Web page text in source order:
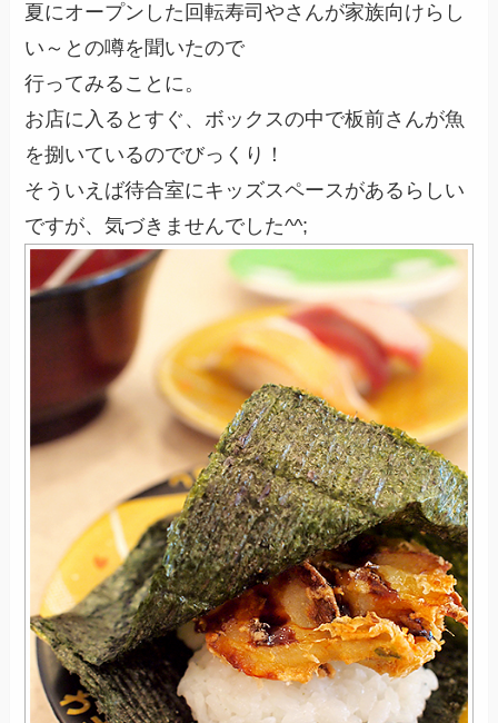
夏にオープンした回転寿司やさんが家族向けらし
い～との噂を聞いたので
行ってみることに。
お店に入るとすぐ、ボックスの中で板前さんが魚
を捌いているのでびっくり！
そういえば待合室にキッズスペースがあるらしい
ですが、気づきませんでした^^;